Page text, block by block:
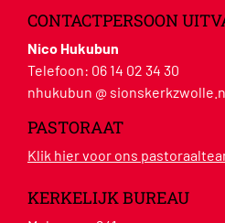
CONTACTPERSOON
Nico Hukubun
Telefoon: 06 14 02 34 30
nhukubun @
PASTORAAT
Klik hier voor ons
KERKELIJK BUREAU